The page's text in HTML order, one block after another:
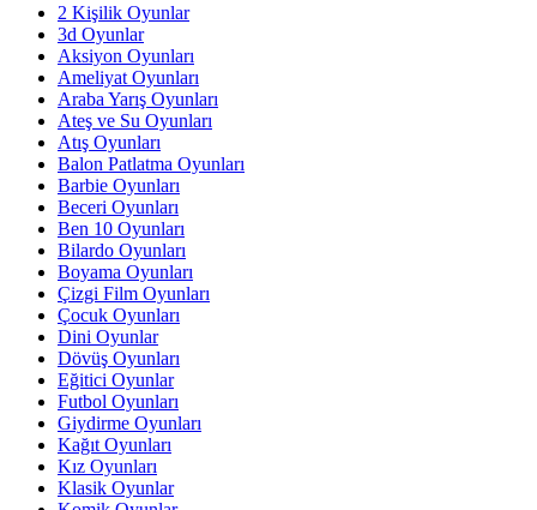
2 Kişilik Oyunlar
3d Oyunlar
Aksiyon Oyunları
Ameliyat Oyunları
Araba Yarış Oyunları
Ateş ve Su Oyunları
Atış Oyunları
Balon Patlatma Oyunları
Barbie Oyunları
Beceri Oyunları
Ben 10 Oyunları
Bilardo Oyunları
Boyama Oyunları
Çizgi Film Oyunları
Çocuk Oyunları
Dini Oyunlar
Dövüş Oyunları
Eğitici Oyunlar
Futbol Oyunları
Giydirme Oyunları
Kağıt Oyunları
Kız Oyunları
Klasik Oyunlar